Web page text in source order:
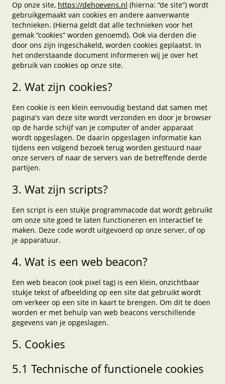
Op onze site, https://dehoevens.nl (hierna: “de site”) wordt
gebruikgemaakt van cookies en andere aanverwante
technieken. (Hierna geldt dat alle technieken voor het
gemak “cookies” worden genoemd). Ook via derden die
door ons zijn ingeschakeld, worden cookies geplaatst. In
het onderstaande document informeren wij je over het
gebruik van cookies op onze site.
2. Wat zijn cookies?
Een cookie is een klein eenvoudig bestand dat samen met
pagina's van deze site wordt verzonden en door je browser
op de harde schijf van je computer of ander apparaat
wordt opgeslagen. De daarin opgeslagen informatie kan
tijdens een volgend bezoek terug worden gestuurd naar
onze servers of naar de servers van de betreffende derde
partijen.
3. Wat zijn scripts?
Een script is een stukje programmacode dat wordt gebruikt
om onze site goed te laten functioneren en interactief te
maken. Deze code wordt uitgevoerd op onze server, of op
je apparatuur.
4. Wat is een web beacon?
Een web beacon (ook pixel tag) is een klein, onzichtbaar
stukje tekst of afbeelding op een site dat gebruikt wordt
om verkeer op een site in kaart te brengen. Om dit te doen
worden er met behulp van web beacons verschillende
gegevens van je opgeslagen.
5. Cookies
5.1 Technische of functionele cookies